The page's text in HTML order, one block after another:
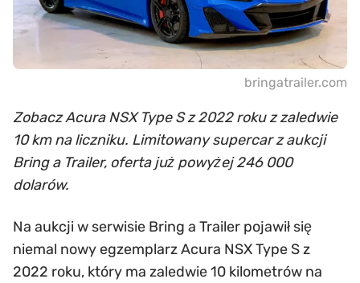
bringatrailer.com
Zobacz Acura NSX Type S z 2022 roku z zaledwie
10 km na liczniku. Limitowany supercar z aukcji
Bring a Trailer, oferta już powyżej 246 000
dolarów.
Na aukcji w serwisie Bring a Trailer pojawił się
niemal nowy egzemplarz Acura NSX Type S z
2022 roku, który ma zaledwie 10 kilometrów na